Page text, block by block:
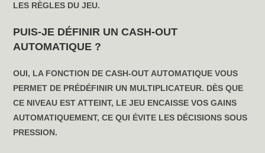
LES RÈGLES DU JEU.
PUIS-JE DÉFINIR UN CASH-OUT
AUTOMATIQUE ?
OUI, LA FONCTION DE CASH-OUT AUTOMATIQUE VOUS
PERMET DE PRÉDÉFINIR UN MULTIPLICATEUR. DÈS QUE
CE NIVEAU EST ATTEINT, LE JEU ENCAISSE VOS GAINS
AUTOMATIQUEMENT, CE QUI ÉVITE LES DÉCISIONS SOUS
PRESSION.